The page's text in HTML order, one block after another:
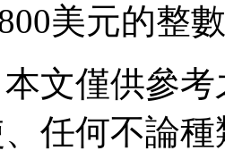
美元的整
本文僅供參
任何不論